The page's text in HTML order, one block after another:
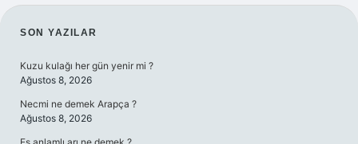
SIDEBAR
SON YAZILAR
Kuzu kulağı her gün yenir mi ?
Ağustos 8, 2026
Necmi ne demek Arapça ?
Ağustos 8, 2026